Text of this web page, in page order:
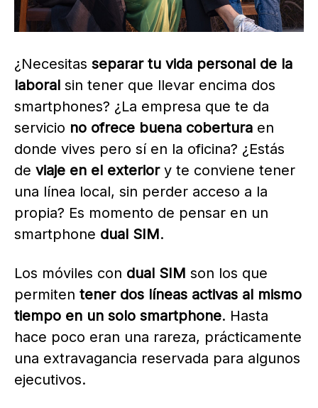
¿Necesitas separar tu vida personal de la
laboral sin tener que llevar encima dos
smartphones? ¿La empresa que te da
servicio no ofrece buena cobertura en
donde vives pero sí en la oficina? ¿Estás
de viaje en el exteriory te conviene tener
una línea local, sin perder acceso a la
propia? Es momento de pensar en un
smartphone dual SIM.
Los móviles con dual SIM son los que
permiten tener dos líneas activas al mismo
tiempo en un solo smartphone. Hasta
hace poco eran una rareza, prácticamente
una extravagancia reservada para algunos
ejecutivos.